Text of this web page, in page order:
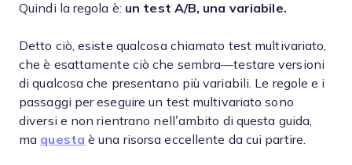
Quindi la regola è: un test A/B, una variabile.
Detto ciò, esiste qualcosa chiamato test multivariato,
che è esattamente ciò che sembra—testare versioni
di qualcosa che presentano più variabili. Le regole e i
passaggi per eseguire un test multivariato sono
diversi e non rientrano nell’ambito di questa guida,
ma questa è una risorsa eccellente da cui partire.